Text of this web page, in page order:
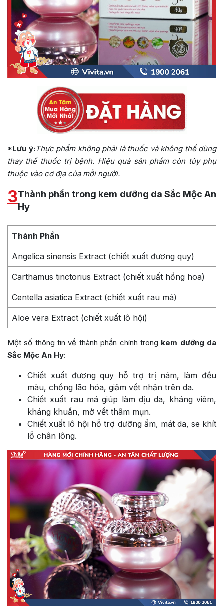
*Lưu ý:Thực phẩm không phải là thuốc và không thể dùng
thay thế thuốc trị bệnh. Hiệu quả sản phẩm còn tùy phụ
thuộc vào cơ địa của mỗi người.
3Thành phần trong kem dưỡng da Sắc Mộc An
Hy
Thành Phần
Angelica sinensis Extract (chiết xuất đương quy)
Carthamus tinctorius Extract (chiết xuất hồng hoa)
Centella asiatica Extract (chiết xuất rau má)
Aloe vera Extract (chiết xuất lô hội)
Một số thông tin về thành phần chính trong kem dưỡng da
Sắc Mộc An Hy:
Chiết xuất đương quy hỗ trợ trị nám, làm đều
màu, chống lão hóa, giảm vết nhăn trên da.
Chiết xuất rau má giúp làm dịu da, kháng viêm,
kháng khuẩn, mờ vết thâm mụn.
Chiết xuất lô hội hỗ trợ dưỡng ẩm, mát da, se khít
lỗ chân lông.